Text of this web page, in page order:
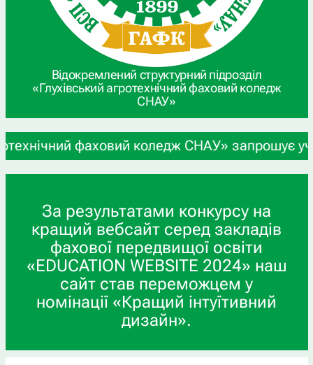
Відокремлений структурний підрозділ
«Глухівський агротехнічний фаховий коледж
СНАУ»
фаховий коледж СНАУ» запрошує учнів
За результатами конкурсу на
кращий вебсайт серед закладів
фахової передвищої освіти
«EDUCATION WEBSITE 2024» наш
сайт став переможцем у
номінації «Кращий інтуїтивний
дизайн».